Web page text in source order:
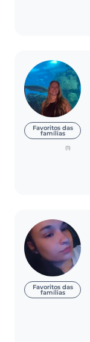
Favoritos das
famílias
(1)
Favoritos das
famílias